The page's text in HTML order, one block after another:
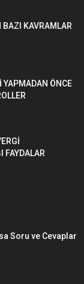
BAZI KAVRAMLAR
YAPMADAN ÖNCE
FAYDALAR
Soru ve Cevaplar